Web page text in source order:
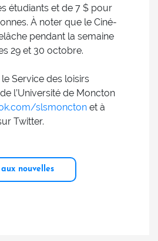
étudiants et de 7 $ pour
À noter que le Ciné-
pendant la semaine
29 et 30 octobre.
Service des loisirs
l’Université de Moncton
slsmoncton et à
Twitter.
nouvelles